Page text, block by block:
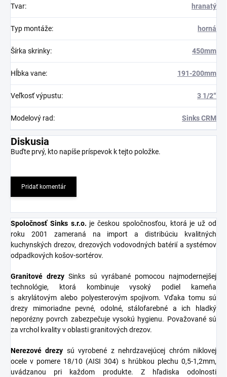
Tvar: hranatý
Typ montáže: horná
Šírka skrinky: 450mm
Hĺbka vane: 191-200mm
Veľkosť výpustu: 3 1/2“
Modelový rad: Sinks CRM
Diskusia
Buďte prvý, kto napíše príspevok k tejto položke.
Pridať komentár
Spoločnosť Sinks s.r.o. je českou spoločnosťou, ktorá je už od
roku 2001 zameraná na import a distribúciu kvalitných
kuchynských drezov, drezových vodovodných batérií a systémov
odpadkových košov-sortérov.
Granitové drezy Sinks sú vyrábané pomocou najmodernejšej
technológie, ktorá kombinuje vysoký podiel kameňa
s akrylátovým alebo polyesterovým spojivom. Vďaka tomu sú
drezy mimoriadne pevné, odolné, stálofarebné a ich hladký
neporézny povrch zabezpečuje vysokú hygienu. Považované sú
za vrchol kvality v oblasti granitových drezov.
Nerezové drezy sú vyrobené z nehrdzavejúcej chróm niklovej
ocele v pomere 18/10 (AISI 304) s hrúbkou plechu 0,5-1,2mm,
uvádzanou pri každom produkte. Z hľadiska odolnosti